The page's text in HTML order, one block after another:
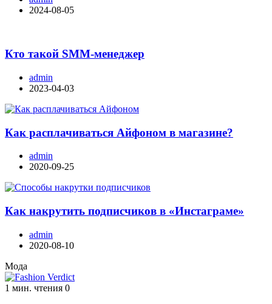
2024-08-05
Кто такой SMM-менеджер
admin
2023-04-03
Как расплачиваться Айфоном в магазине?
admin
2020-09-25
Как накрутить подписчиков в «Инстаграме»
admin
2020-08-10
Мода
1 мин. чтения 0